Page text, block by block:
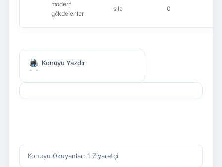
modern
gökdelenler
sıla 0
Konuyu Yazdır
Konuyu Okuyanlar: 1 Ziyaretçi